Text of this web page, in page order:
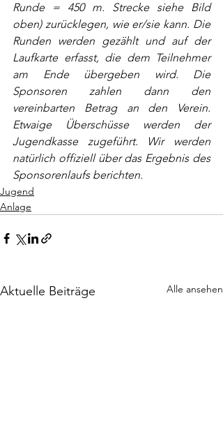
Runde = 450 m. Strecke siehe Bild
oben) zurücklegen, wie er/sie kann. Die
Runden werden gezählt und auf der
Laufkarte erfasst, die dem Teilnehmer
am Ende übergeben wird. Die
Sponsoren zahlen dann den
vereinbarten Betrag an den Verein.
Etwaige Überschüsse werden der
Jugendkasse zugeführt. Wir werden
natürlich offiziell über das Ergebnis des
Sponsorenlaufs berichten.
Jugend
Anlage
Aktuelle Beiträge Alle ansehen